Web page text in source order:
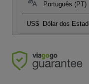
Português (PT)
US$ Dólar dos